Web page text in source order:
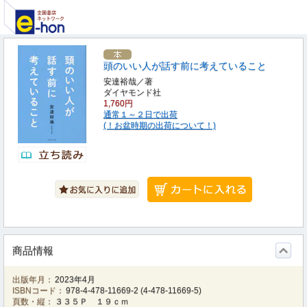
頭のいい人が話す前に考えていること
安達裕哉／著
ダイヤモンド社
1,760円
通常１～２日で出荷
(！お盆時期の出荷について！)
商品情報
出版年月： 2023年4月
ISBNコード： 978-4-478-11669-2 (4-478-11669-5)
頁数・縦：
３３５Ｐ １９ｃｍ